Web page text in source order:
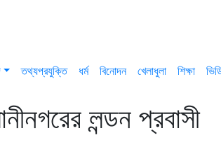
তথ্যপ্রযুক্তি ধর্ম বিনোদন খেলাধুলা শিক্ষা
লন্ডন প্রবাসী